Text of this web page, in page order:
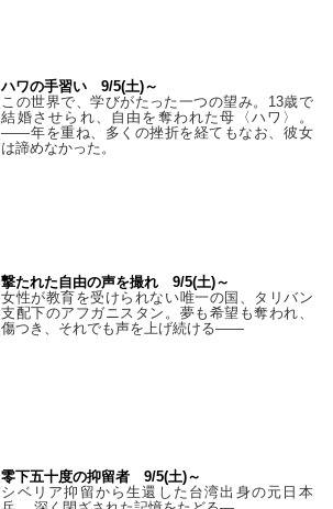
ハワの手習い 9/5(土)～
この世界で、学びがたった一つの望み。13歳で
結婚させられ、自由を奪われた母〈ハワ〉。
——年を重ね、多くの挫折を経てもなお、彼女
は諦めなかった。
撃たれた自由の声を撮れ 9/5(土)～
女性が教育を受けられない唯一の国、タリバン
支配下のアフガニスタン。夢も希望も奪われ、
傷つき、それでも声を上げ続ける——
零下五十度の抑留者 9/5(土)～
シベリア抑留から生還した台湾出身の元日本